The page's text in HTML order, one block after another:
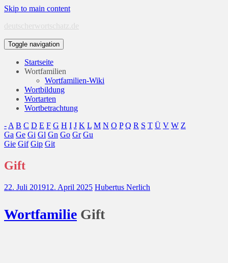
Skip to main content
deutscherwortschatz.de
Toggle navigation
Startseite
Wortfamilien
Wortfamilien-Wiki
Wortbildung
Wortarten
Wortbetrachtung
- A B C D E F G H I J K L M N O P Q R S T Ü V W Z
Ga Ge Gi Gl Gn Go Gr Gu
Gie Gif Gip Git
Gift
22. Juli 201912. April 2025 Hubertus Nerlich
Wortfamilie Gift